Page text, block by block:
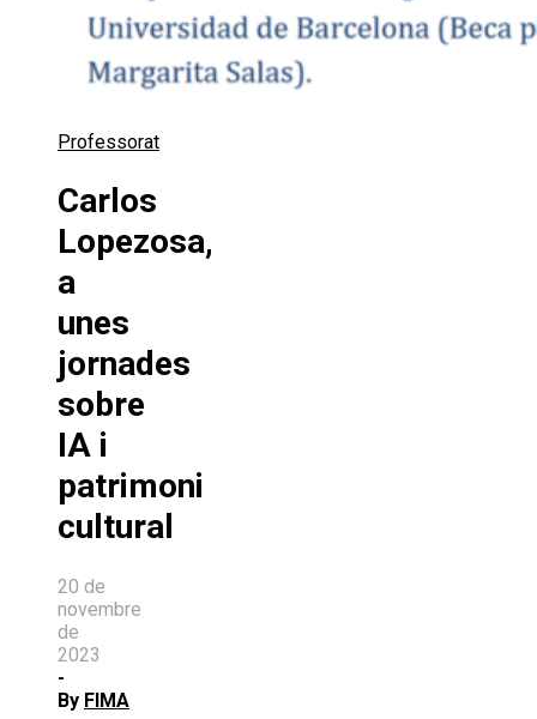
Professorat
Carlos
Lopezosa,
a
unes
jornades
sobre
IA i
patrimoni
cultural
20 de
novembre
de
2023
-
By FIMA